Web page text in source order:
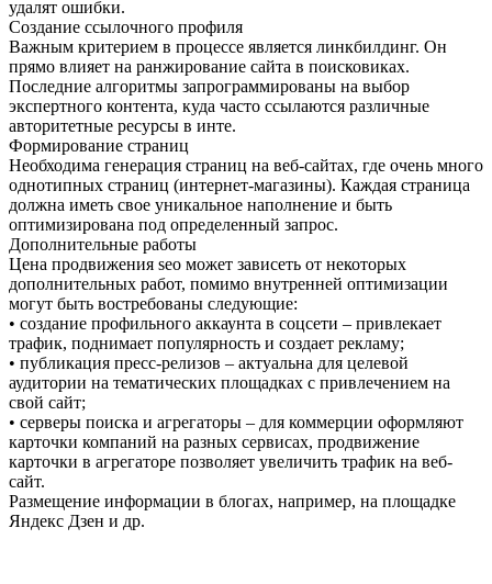
удалят ошибки.
Создание ссылочного профиля
Важным критерием в процессе является линкбилдинг. Он
прямо влияет на ранжирование сайта в поисковиках.
Последние алгоритмы запрограммированы на выбор
экспертного контента, куда часто ссылаются различные
авторитетные ресурсы в инте.
Формирование страниц
Необходима генерация страниц на веб-сайтах, где очень много
однотипных страниц (интернет-магазины). Каждая страница
должна иметь свое уникальное наполнение и быть
оптимизирована под определенный запрос.
Дополнительные работы
Цена продвижения seo может зависеть от некоторых
дополнительных работ, помимо внутренней оптимизации
могут быть востребованы следующие:
• создание профильного аккаунта в соцсети – привлекает
трафик, поднимает популярность и создает рекламу;
• публикация пресс-релизов – актуальна для целевой
аудитории на тематических площадках с привлечением на
свой сайт;
• серверы поиска и агрегаторы – для коммерции оформляют
карточки компаний на разных сервисах, продвижение
карточки в агрегаторе позволяет увеличить трафик на веб-
сайт.
Размещение информации в блогах, например, на площадке
Яндекс Дзен и др.